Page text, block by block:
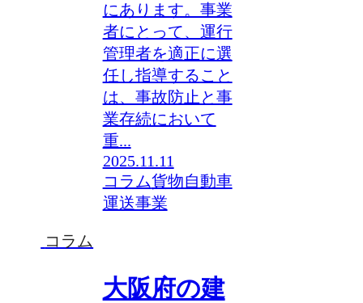
にあります。事業
者にとって、運行
管理者を適正に選
任し指導すること
は、事故防止と事
業存続において
重...
2025.11.11
コラム貨物自動車
運送事業
コラム
大阪府の建